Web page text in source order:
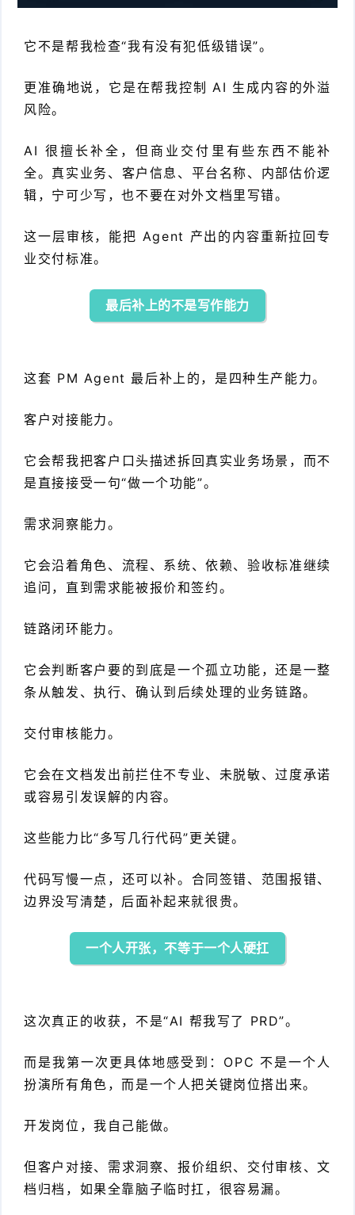
它不是帮我检查“我有没有犯低级错误”。
更准确地说，它是在帮我控制 AI 生成内容的外溢
风险。
AI 很擅长补全，但商业交付里有些东西不能补
全。真实业务、客户信息、平台名称、内部估价逻
辑，宁可少写，也不要在对外文档里写错。
这一层审核，能把 Agent 产出的内容重新拉回专
业交付标准。
最后补上的不是写作能力
这套 PM Agent 最后补上的，是四种生产能力。
客户对接能力。
它会帮我把客户口头描述拆回真实业务场景，而不
是直接接受一句“做一个功能”。
需求洞察能力。
它会沿着角色、流程、系统、依赖、验收标准继续
追问，直到需求能被报价和签约。
链路闭环能力。
它会判断客户要的到底是一个孤立功能，还是一整
条从触发、执行、确认到后续处理的业务链路。
交付审核能力。
它会在文档发出前拦住不专业、未脱敏、过度承诺
或容易引发误解的内容。
这些能力比“多写几行代码”更关键。
代码写慢一点，还可以补。合同签错、范围报错、
边界没写清楚，后面补起来就很贵。
一个人开张，不等于一个人硬扛
这次真正的收获，不是“AI 帮我写了 PRD”。
而是我第一次更具体地感受到：OPC 不是一个人
扮演所有角色，而是一个人把关键岗位搭出来。
开发岗位，我自己能做。
但客户对接、需求洞察、报价组织、交付审核、文
档归档，如果全靠脑子临时扛，很容易漏。